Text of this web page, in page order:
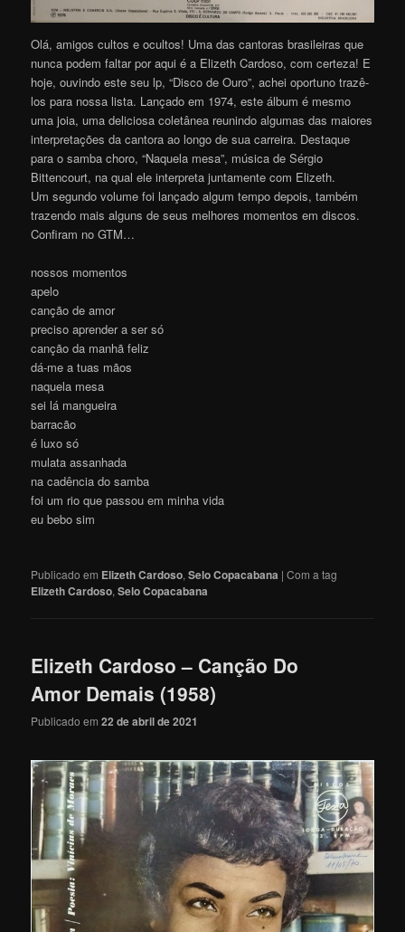
Olá, amigos cultos e ocultos! Uma das cantoras brasileiras que
nunca podem faltar por aqui é a Elizeth Cardoso, com certeza! E
hoje, ouvindo este seu lp, “Disco de Ouro”, achei oportuno trazê-
los para nossa lista. Lançado em 1974, este álbum é mesmo
uma joia, uma deliciosa coletânea reunindo algumas das maiores
interpretações da cantora ao longo de sua carreira. Destaque
para o samba choro, “Naquela mesa”, música de Sérgio
Bittencourt, na qual ele interpreta juntamente com Elizeth.
Um segundo volume foi lançado algum tempo depois, também
trazendo mais alguns de seus melhores momentos em discos.
Confiram no GTM…
nossos momentos
apelo
canção de amor
preciso aprender a ser só
canção da manhã feliz
dá-me a tuas mãos
naquela mesa
sei lá mangueira
barracão
é luxo só
mulata assanhada
na cadência do samba
foi um rio que passou em minha vida
eu bebo sim
Publicado em Elizeth Cardoso,Selo Copacabana |Com a tag
Elizeth Cardoso,Selo Copacabana
Elizeth Cardoso – Canção Do
Amor Demais (1958)
Publicado em22 de abril de 2021